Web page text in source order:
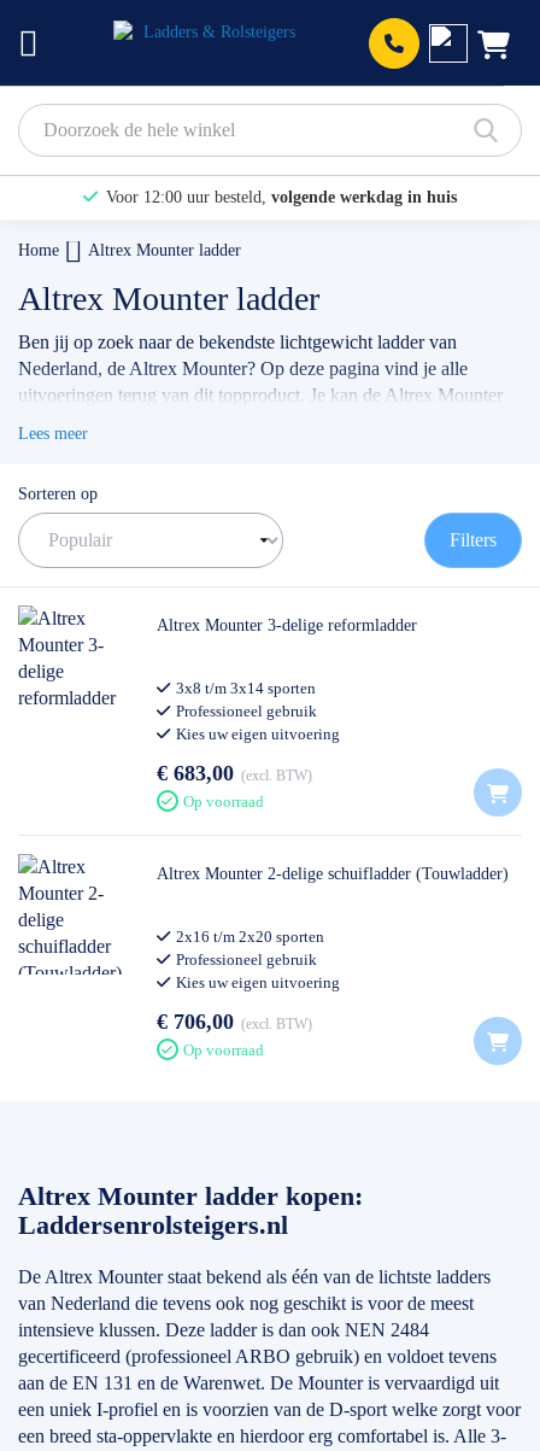
Voor 12:00 uur besteld, volgende werkdag in huis
Bekijk hier onze Actiepagina
Binnen 1 dag een
Home Altrex Mounter ladder
Altrex Mounter ladder
Ben jij op zoek naar de bekendste lichtgewicht ladder van
Nederland, de Altrex Mounter? Op deze pagina vind je alle
uitvoeringen terug van dit topproduct. Je kan de Altrex Mounter
✅ Volgende werkdag op locatie
✅ Meedenkende klantenservice
✅ Contact:0511- 40 25 64, ofmail
Lees meer
Sorteren op
Filters
Altrex Mounter 3-delige reformladder
3x8 t/m 3x14 sporten
Professioneel gebruik
Kies uw eigen uitvoering
€ 683,00 excl. BTW
Op voorraad
Altrex Mounter 2-delige schuifladder (Touwladder)
2x16 t/m 2x20 sporten
Professioneel gebruik
Kies uw eigen uitvoering
€ 706,00 excl. BTW
Op voorraad
Altrex Mounter ladder kopen:
Laddersenrolsteigers.nl
De Altrex Mounter staat bekend als één van de lichtste ladders
van Nederland die tevens ook nog geschikt is voor de meest
intensieve klussen. Deze ladder is dan ook NEN 2484
gecertificeerd (professioneel ARBO gebruik) en voldoet tevens
aan de EN 131 en de Warenwet. De Mounter is vervaardigd uit
een uniek I-profiel en is voorzien van de D-sport welke zorgt voor
een breed sta-oppervlakte en hierdoor erg comfortabel is. Alle 3-